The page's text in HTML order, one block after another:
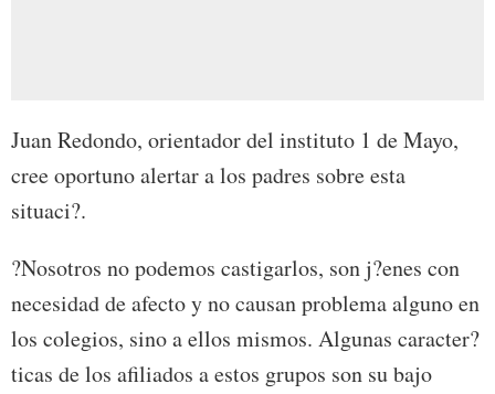
Juan Redondo, orientador del instituto 1 de Mayo,
cree oportuno alertar a los padres sobre esta
situaci?.
?Nosotros no podemos castigarlos, son j?enes con
necesidad de afecto y no causan problema alguno en
los colegios, sino a ellos mismos. Algunas caracter?
ticas de los afiliados a estos grupos son su bajo